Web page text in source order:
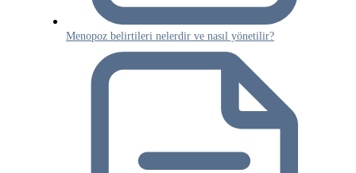
Menopoz belirtileri nelerdir ve nasıl yönetilir?